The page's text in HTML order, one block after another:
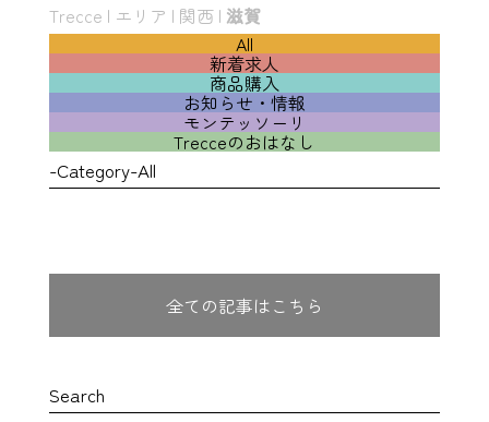
Trecce | エリア | 関西| 滋賀
All
新着求人
商品購入
お知らせ・情報
モンテッソーリ
Trecceのおはなし
-Category-All
全ての記事はこちら
Search